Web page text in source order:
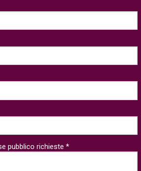
pubblico richieste *